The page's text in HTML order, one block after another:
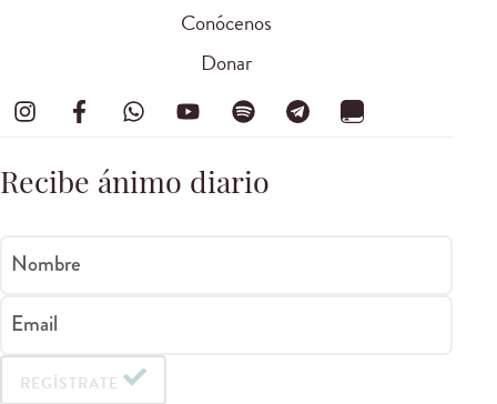
Conócenos
Donar
Recibe ánimo diario
Nombre
Email
REGÍSTRATE